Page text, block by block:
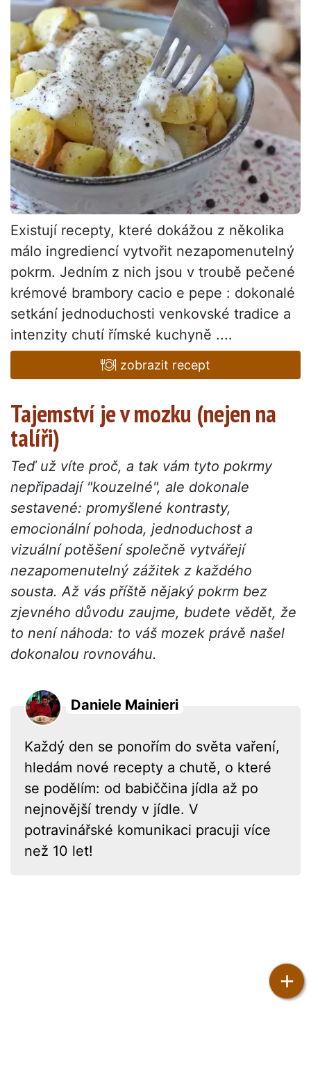
Existují recepty, které dokážou z několika
málo ingrediencí vytvořit nezapomenutelný
pokrm. Jedním z nich jsou v troubě pečené
krémové brambory cacio e pepe : dokonalé
setkání jednoduchosti venkovské tradice a
intenzity chutí římské kuchyně ....
zobrazit recept
Tajemství je v mozku (nejen na
talíři)
Teď už víte proč, a tak vám tyto pokrmy
nepřipadají "kouzelné", ale dokonale
sestavené: promyšlené kontrasty,
emocionální pohoda, jednoduchost a
vizuální potěšení společně vytvářejí
nezapomenutelný zážitek z každého
sousta. Až vás příště nějaký pokrm bez
zjevného důvodu zaujme, budete vědět, že
to není náhoda: to váš mozek právě našel
dokonalou rovnováhu.
Daniele Mainieri
Každý den se ponořím do světa vaření,
hledám nové recepty a chutě, o které
se podělím: od babiččina jídla až po
nejnovější trendy v jídle. V
potravinářské komunikaci pracuji více
než 10 let!
+